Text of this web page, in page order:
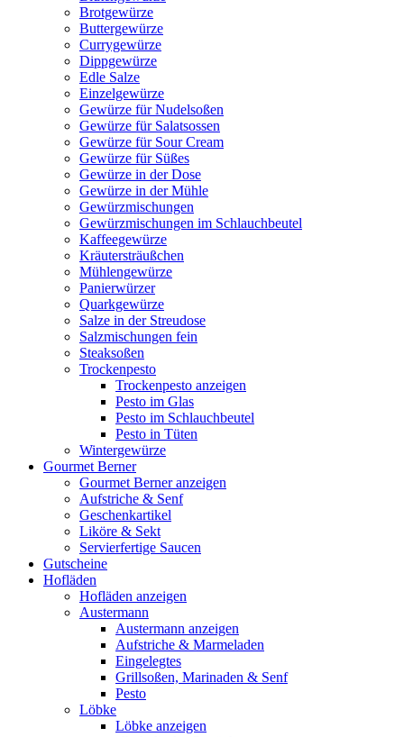
Brotgewürze
Buttergewürze
Currygewürze
Dippgewürze
Edle Salze
Einzelgewürze
Gewürze für Nudelsoßen
Gewürze für Salatsossen
Gewürze für Sour Cream
Gewürze für Süßes
Gewürze in der Dose
Gewürze in der Mühle
Gewürzmischungen
Gewürzmischungen im Schlauchbeutel
Kaffeegewürze
Kräutersträußchen
Mühlengewürze
Panierwürzer
Quarkgewürze
Salze in der Streudose
Salzmischungen fein
Steaksoßen
Trockenpesto
Trockenpesto anzeigen
Pesto im Glas
Pesto im Schlauchbeutel
Pesto in Tüten
Wintergewürze
Gourmet Berner
Gourmet Berner anzeigen
Aufstriche & Senf
Geschenkartikel
Liköre & Sekt
Servierfertige Saucen
Gutscheine
Hofläden
Hofläden anzeigen
Austermann
Austermann anzeigen
Aufstriche & Marmeladen
Eingelegtes
Grillsoßen, Marinaden & Senf
Pesto
Löbke
Löbke anzeigen